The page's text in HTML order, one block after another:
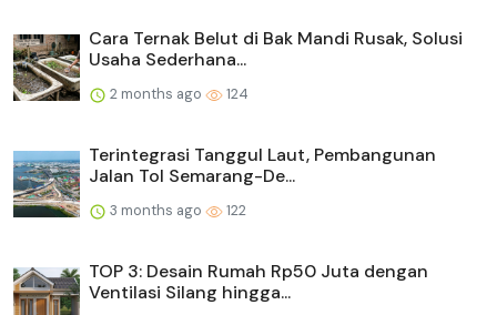
Cara Ternak Belut di Bak Mandi Rusak, Solusi
Usaha Sederhana...
2 months ago 124
Terintegrasi Tanggul Laut, Pembangunan
Jalan Tol Semarang-De...
3 months ago 122
TOP 3: Desain Rumah Rp50 Juta dengan
Ventilasi Silang hingga...